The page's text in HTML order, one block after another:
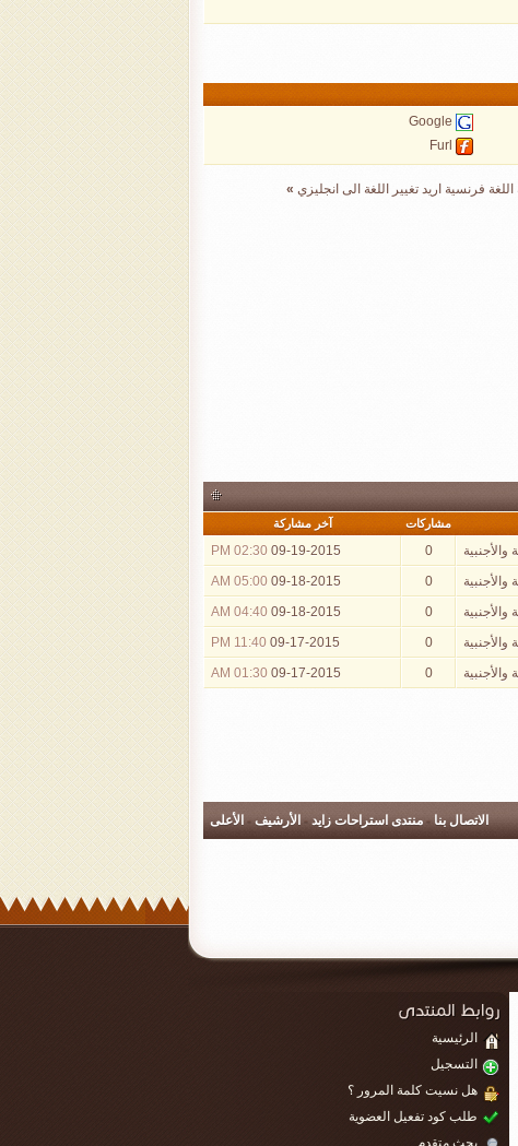
Google
Furl
»
مشاركات آخر مشاركة
والأجنبية 0
09-19-2015
02:30 PM
والأجنبية 0
09-18-2015
05:00 AM
والأجنبية 0
09-18-2015
04:40 AM
والأجنبية 0
09-17-2015
11:40 PM
والأجنبية 0
09-17-2015
01:30 AM
الاتصال بنا- منتدى استراحات زايد- الأرشيف - الأعلى
الرئيسية
التسجيل
هل نسيت كلمة المرور ؟
طلب كود تفعيل العضوية
بحث متقدم